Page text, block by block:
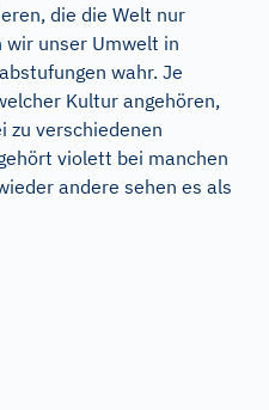
die die Welt nur
wir unser Umwelt in
wahr. Je
Kultur angehören,
zu verschiedenen
violett bei manchen
andere sehen es als